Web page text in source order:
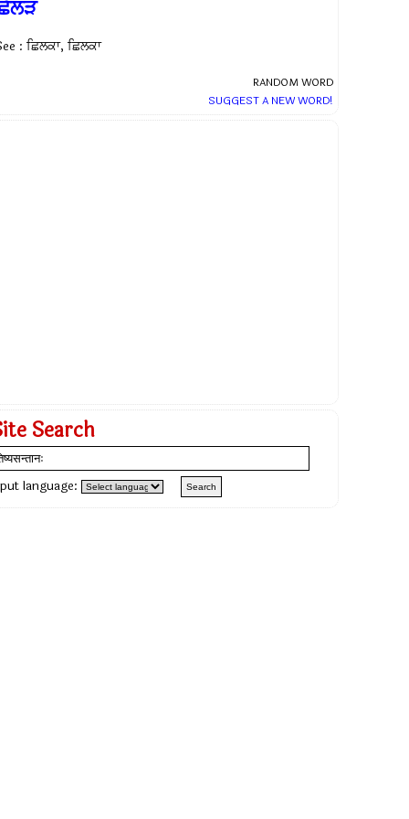
: ਛਿਲਕਾ, ਛਿਲਕਾ
RANDOM WORD
SUGGEST A NEW WORD!
Search
language: